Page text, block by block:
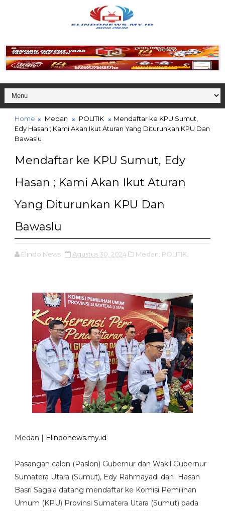
Home Medan POLITIK
Mendaftar ke KPU Sumut,
Edy Hasan ; Kami Akan Ikut Aturan Yang Diturunkan KPU Dan
Bawaslu
Mendaftar ke KPU Sumut, Edy
Hasan ; Kami Akan Ikut Aturan
Yang Diturunkan KPU Dan
Bawaslu
Elindo News Agustus 30, 2024 Medan, POLITIK,
Medan | Elindonews.my.id
Pasangan calon (Paslon) Gubernur dan Wakil Gubernur
Sumatera Utara (Sumut), Edy Rahmayadi dan Hasan
Basri Sagala datang mendaftar ke Komisi Pemilihan
Umum (KPU) Provinsi Sumatera Utara (Sumut) pada